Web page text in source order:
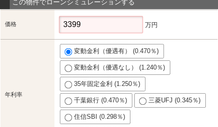
この物件でローンシミュレーションする
価格 万円
年利率
変動金利（優遇有） (0.470％)
変動金利（優遇なし） (1.240％)
35年固定金利 (1.250％)
千葉銀行 (0.470％) 三菱UFJ (0.345％)
住信SBI (0.298％)